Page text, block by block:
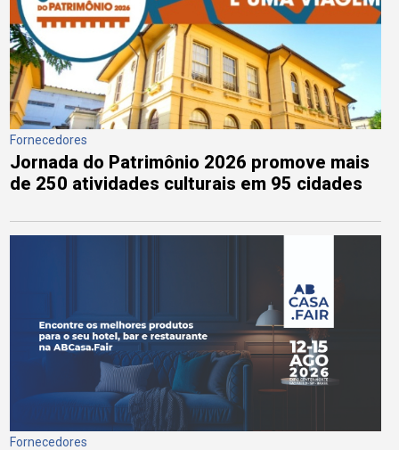
Fornecedores
Jornada do Patrimônio 2026 promove mais
de 250 atividades culturais em 95 cidades
Fornecedores